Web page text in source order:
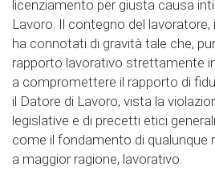
licenziamento per giusta causa
Lavoro. Il contegno del lavoratore,
ha connotati di gravità tale che,
rapporto lavorativo strettamente
a compromettere il rapporto di
il Datore di Lavoro, vista la
legislative e di precetti etici
come il fondamento di qualunque
a maggior ragione, lavorativo.